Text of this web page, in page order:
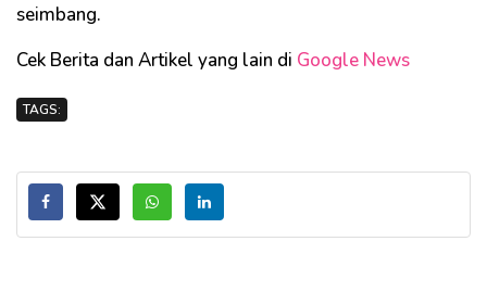
seimbang.
Cek Berita dan Artikel yang lain di Google News
TAGS: